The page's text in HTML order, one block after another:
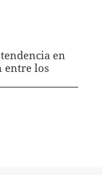
en
entre los